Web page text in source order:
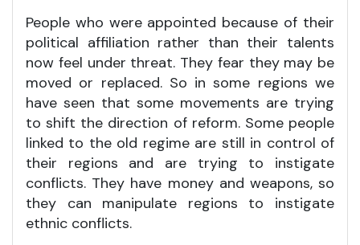
People who were appointed because of their
political affiliation rather than their talents
now feel under threat. They fear they may be
moved or replaced. So in some regions we
have seen that some movements are trying
to shift the direction of reform. Some people
linked to the old regime are still in control of
their regions and are trying to instigate
conflicts. They have money and weapons, so
they can manipulate regions to instigate
ethnic conflicts.